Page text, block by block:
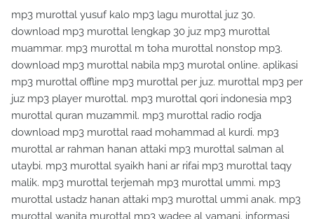
mp3 murottal yusuf kalo mp3 lagu murottal juz 30.
download mp3 murottal lengkap 30 juz mp3 murottal
muammar. mp3 murottal m toha murottal nonstop mp3.
download mp3 murottal nabila mp3 murotal online. aplikasi
mp3 murottal offline mp3 murottal per juz. murottal mp3 per
juz mp3 player murottal. mp3 murottal qori indonesia mp3
murottal quran muzammil. mp3 murottal radio rodja
download mp3 murottal raad mohammad al kurdi. mp3
murottal ar rahman hanan attaki mp3 murottal salman al
utaybi. mp3 murottal syaikh hani ar rifai mp3 murottal taqy
malik. mp3 murottal terjemah mp3 murottal ummi. mp3
murottal ustadz hanan attaki mp3 murottal ummi anak. mp3
murottal wanita murottal mp3 wadee al yamani. informasi